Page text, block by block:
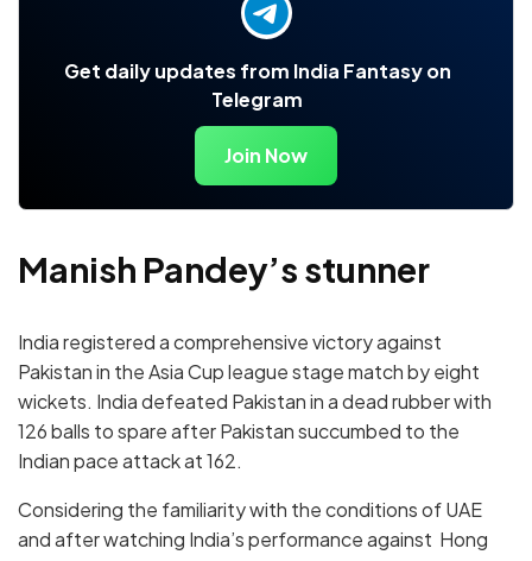
Get daily updates from India Fantasy on
Telegram
Join Now
Manish Pandey’s stunner
India registered a comprehensive victory against
Pakistan in the Asia Cup league stage match by eight
wickets. India defeated Pakistan in a dead rubber with
126 balls to spare after Pakistan succumbed to the
Indian pace attack at 162.
Considering the familiarity with the conditions of UAE
and after watching India’s performance against Hong